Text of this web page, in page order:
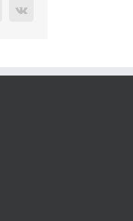
PinterestVk